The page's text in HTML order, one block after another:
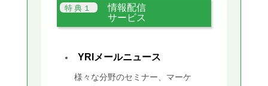
情報配信
サービス
YRIメールニュース
様々な分野のセミナー、マーケ